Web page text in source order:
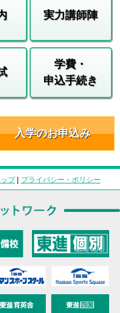
実力講師陣
学費・
申込手続き
入学のお申込み
プ| プライバシー・ポリシー